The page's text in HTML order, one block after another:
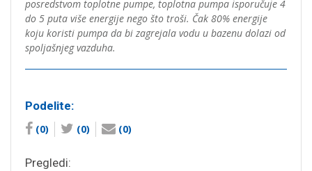
posredstvom toplotne pumpe, toplotna pumpa isporučuje 4
do 5 puta više energije nego što troši. Čak 80% energije
koju koristi pumpa da bi zagrejala vodu u bazenu dolazi od
spoljašnjeg vazduha.
Podelite:
(0) (0) (0)
Pregledi: